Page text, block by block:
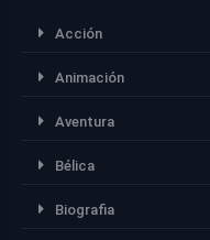
Acción
Animación
Aventura
Bélica
Biografia